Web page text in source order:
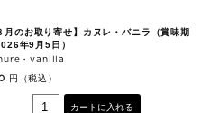
月のお取り寄せ】カヌレ・バニラ（賞味期
年9月5日）
・vanilla
円（税込）
カートに入れる